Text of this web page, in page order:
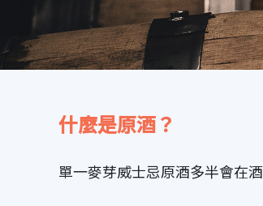
什麼是原酒？
單一麥芽威士忌原酒多半會在